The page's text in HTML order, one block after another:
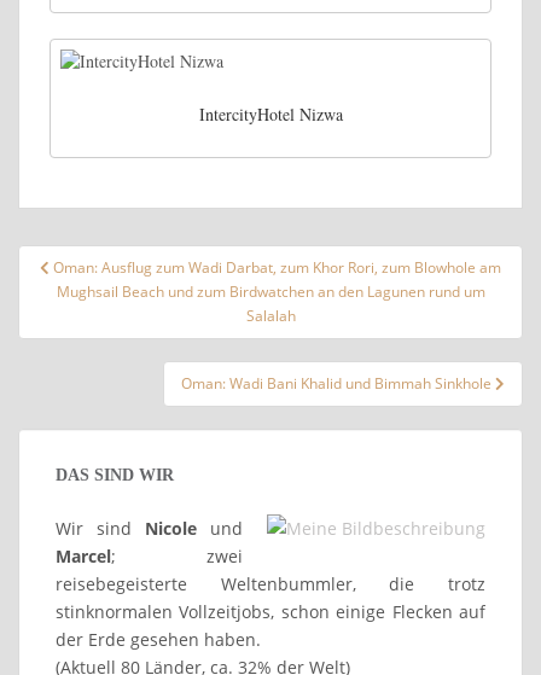
IntercityHotel Nizwa
Beitragsnavigation
Oman: Ausflug zum Wadi Darbat, zum Khor Rori, zum Blowhole am
Mughsail Beach und zum Birdwatchen an den Lagunen rund um
Salalah
Oman: Wadi Bani Khalid und Bimmah Sinkhole
DAS SIND WIR
Wir sind Nicole und
Marcel; zwei
reisebegeisterte Weltenbummler, die trotz
stinknormalen Vollzeitjobs, schon einige Flecken auf
der Erde gesehen haben.
(Aktuell 80 Länder, ca. 32% der Welt)